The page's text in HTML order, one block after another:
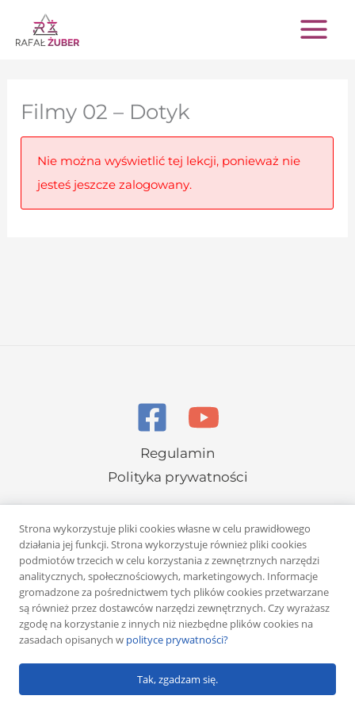
Przejdź
do
Filmy 02 – Dotyk
Nie można wyświetlić tej lekcji, ponieważ nie
jesteś jeszcze zalogowany.
Regulamin
Polityka prywatności
Copyright © 2026 Rafał Żuber
Powered byKlub eMarketera
Strona wykorzystuje pliki cookies własne w celu prawidłowego
działania jej funkcji. Strona wykorzystuje również pliki cookies
podmiotów trzecich w celu korzystania z zewnętrznych narzędzi
analitycznych, społecznościowych, marketingowych. Informacje
gromadzone za pośrednictwem tych plików cookies przetwarzane
są również przez dostawców narzędzi zewnętrznych. Czy wyrażasz
zgodę na korzystanie z innych niż niezbędne plików cookies na
zasadach opisanych w polityce prywatności?
Tak, zgadzam się.